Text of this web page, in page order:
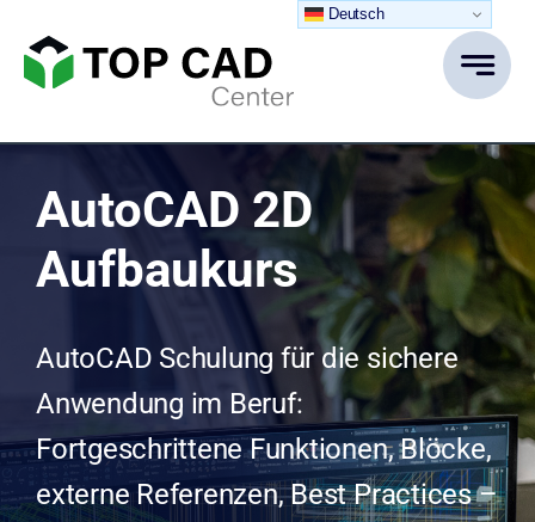
Inhalt
springen
AutoCAD 2D
Aufbaukurs
AutoCAD Schulung für die sichere
Anwendung im Beruf:
Fortgeschrittene Funktionen, Blöcke,
externe Referenzen, Best Practices –
Deutsch